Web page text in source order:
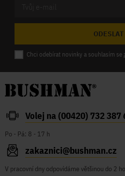
ODESLAT
Chci odebírat novinky a souhlasím se
Volej na (00420) 732 387
Po - Pá: 8 - 17 h
zakaznici@bushman.cz
V pracovní dny odpovídáme většinou do 2